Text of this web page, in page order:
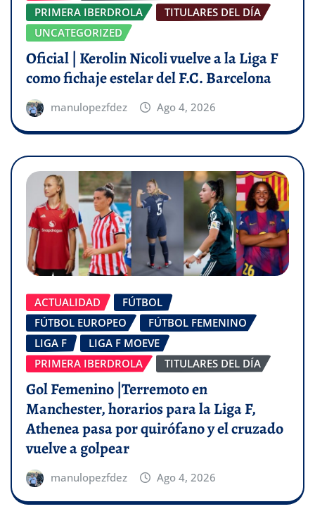
PRIMERA IBERDROLA
TITULARES DEL DÍA
UNCATEGORIZED
Oficial | Kerolin Nicoli vuelve a la Liga F
como fichaje estelar del F.C. Barcelona
manulopezfdez Ago 4, 2026
ACTUALIDAD
FÚTBOL
FÚTBOL EUROPEO
FÚTBOL FEMENINO
LIGA F
LIGA F MOEVE
PRIMERA IBERDROLA
TITULARES DEL DÍA
Gol Femenino |Terremoto en
Manchester, horarios para la Liga F,
Athenea pasa por quirófano y el cruzado
vuelve a golpear
manulopezfdez Ago 4, 2026